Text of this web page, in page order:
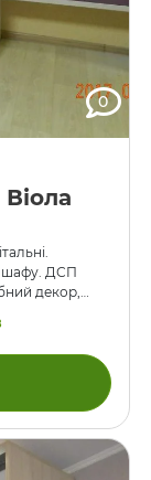
0
шафу. ДСП
декор,
також фасад
також і